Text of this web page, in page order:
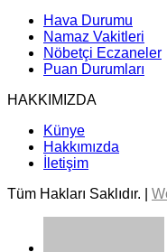
Hava Durumu
Namaz Vakitleri
Nöbetçi Eczaneler
Puan Durumları
HAKKIMIZDA
Künye
Hakkımızda
İletişim
Tüm Hakları Saklıdır. |